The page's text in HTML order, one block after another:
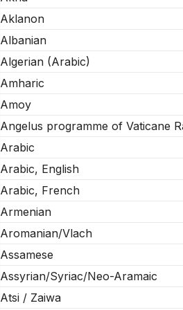
Aklanon
Albanian
Algerian (Arabic)
Amharic
Amoy
Angelus programme of Vaticane
Arabic
Arabic, English
Arabic, French
Armenian
Aromanian/Vlach
Assamese
Assyrian/Syriac/Neo-Aramaic
Atsi / Zaiwa